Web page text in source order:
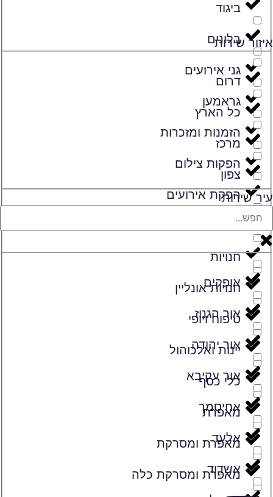
ביגוד
בלונים
גני אירועים
גראמען
הזמנות ומזכרות
הפקות צילום
הפקת אירועים
זמרים
חנויות
חנויות אונליין
טיפוח ויופי
יינות ואלכוהול
כלי כסף
מאפרת
מאפרת ומסרקת
מאפרת ומסרקת כלה
איזור שירות
דרום
כל הארץ
מרכז
צפון
עיר שירות
אופקים
אור הגנוז
אור יהודה
אור עקיבא
אחיסמך
אלעד
אשדוד